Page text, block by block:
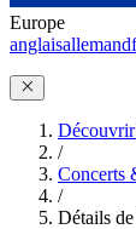
Europe
anglaisallemand
/
Concerts
/
Détails